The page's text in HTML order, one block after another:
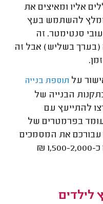
אליו ומאיצים את
להשתמש בעץ
בעובי סנטימטר. זה
(בערך בשליש) אבל זה
על תוספת בנייה
הבנייה של
להתייעץ עם
בפרמטרים של
עבורכם את המסמכים
₪
לילדים